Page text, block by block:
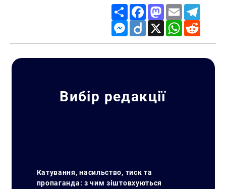
Share FacebookMastodon
Email
Messenger
Diigo X WhatsApp
Вибір редакції
Катування, насильство, тиск та
пропаганда: з чим зіштовхуються